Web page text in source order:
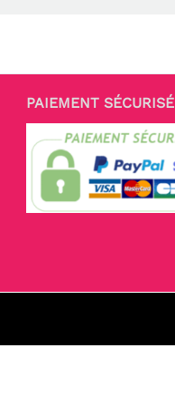
PAIEMENT SÉCURISÉ